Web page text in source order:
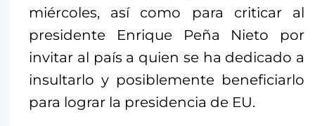
miércoles, así como para criticar al
presidente Enrique Peña Nieto por
invitar al país a quien se ha dedicado a
insultarlo y posiblemente beneficiarlo
para lograr la presidencia de EU.